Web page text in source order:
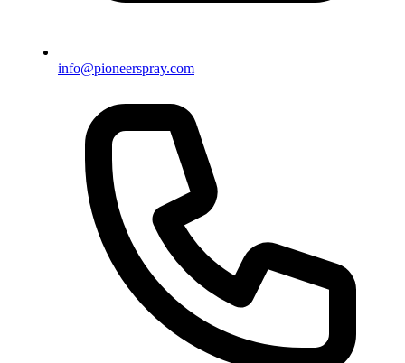
info@pioneerspray.com